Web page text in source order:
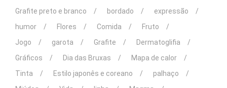
Grafite preto e branco
bordado
expressão
humor
Flores Comida
Fruto
Jogo
garota Grafite
Dermatoglifia
Gráficos
Dia das Bruxas
Mapa de calor
Tinta
Estilo japonês e coreano
palhaço